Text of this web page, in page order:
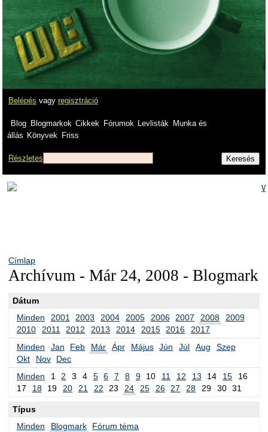
Belépés vagy regisztráció
Blog Blogmarkok Cikkek Fórumok Levlisták
Munka és
állás Könyvek Friss
Részletes
Címlap
Archívum - Már 24, 2008 - Blogmark
Dátum
Minden
2001 2003 2004 2005 2006 2007 2008
2009
2010
2011 2012 2013 2014 2015 2016
2017
Minden
Jan Feb Már Ápr Május Jún Júl Aug
Szep
Okt
Nov
Dec
Minden
1 2 3 4 5 6 7 8 9 10 11 12 13 14 15
16
17
18 19 20 21 22 23 24 25 26 27 28 29 30 31
Típus
Minden
Blogmark Fórum téma